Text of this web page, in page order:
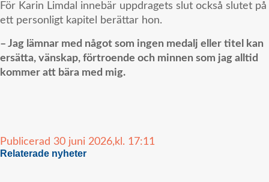
För Karin Limdal innebär uppdragets slut också slutet på
ett personligt kapitel berättar hon.
– Jag lämnar med något som ingen medalj eller titel kan
ersätta, vänskap, förtroende och minnen som jag alltid
kommer att bära med mig.
Publicerad 30 juni 2026, kl. 17:11
Relaterade nyheter